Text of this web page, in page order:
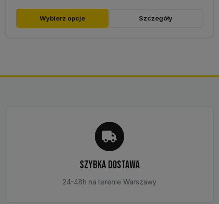
22,30 zł
Wybierz opcje
Ten
produkt
można
Szczegóły
SZYBKA DOSTAWA
24-48h na terenie Warszawy